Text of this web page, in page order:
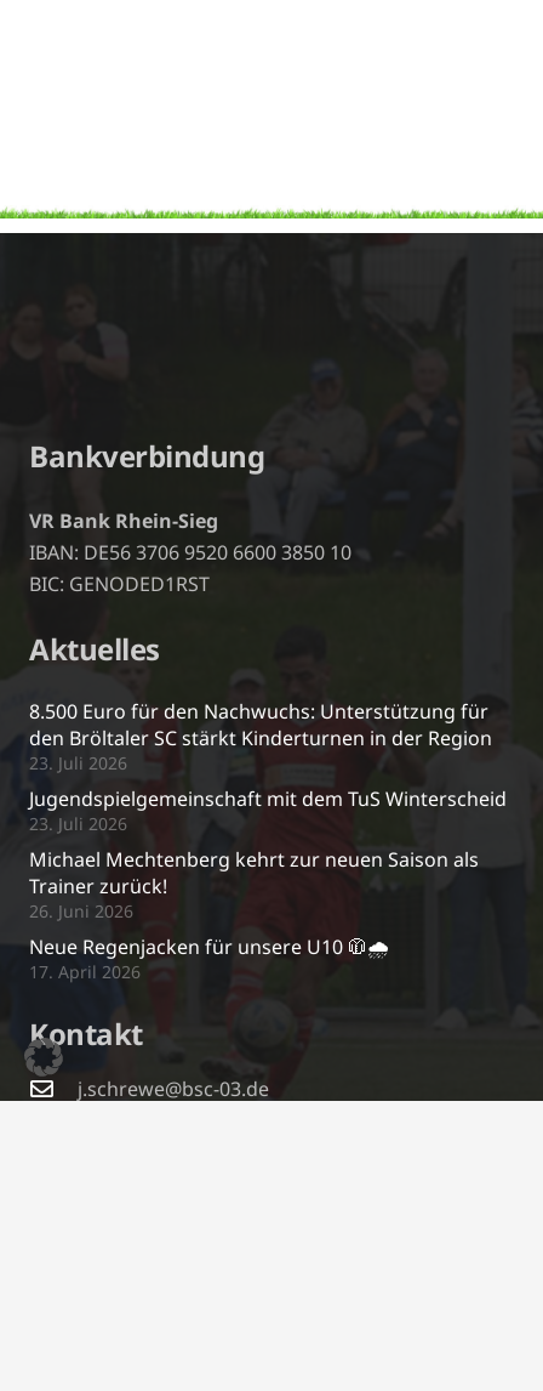
Bankverbindung
VR Bank Rhein-Sieg
IBAN: DE56 3706 9520 6600 3850 10
BIC: GENODED1RST
Aktuelles
8.500 Euro für den Nachwuchs: Unterstützung für
den Bröltaler SC stärkt Kinderturnen in der Region
23. Juli 2026
Jugendspielgemeinschaft mit dem TuS Winterscheid
23. Juli 2026
Michael Mechtenberg kehrt zur neuen Saison als
Trainer zurück!
26. Juni 2026
Neue Regenjacken für unsere U10 🧥🌧️
17. April 2026
Kontakt
j.schrewe@bsc-03.de